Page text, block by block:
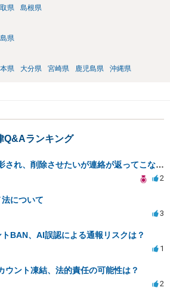
県 島根県
県
県 大分県 宮崎県 鹿児島県 沖縄県
Q&Aランキング
無断で動画を撮影され、削除させたいが連絡が返ってこない。
2
について
3
BAN、AI誤認による通報リスクは？
1
ウント凍結、法的責任の可能性は？
2